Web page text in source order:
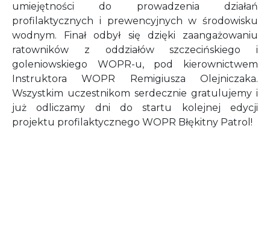
umiejętności do prowadzenia działań
profilaktycznych i prewencyjnych w środowisku
wodnym. Finał odbył się dzięki zaangażowaniu
ratowników z oddziałów szczecińskiego i
goleniowskiego WOPR-u, pod kierownictwem
Instruktora WOPR Remigiusza Olejniczaka.
Wszystkim uczestnikom serdecznie gratulujemy i
już odliczamy dni do startu kolejnej edycji
projektu profilaktycznego WOPR Błękitny Patrol!